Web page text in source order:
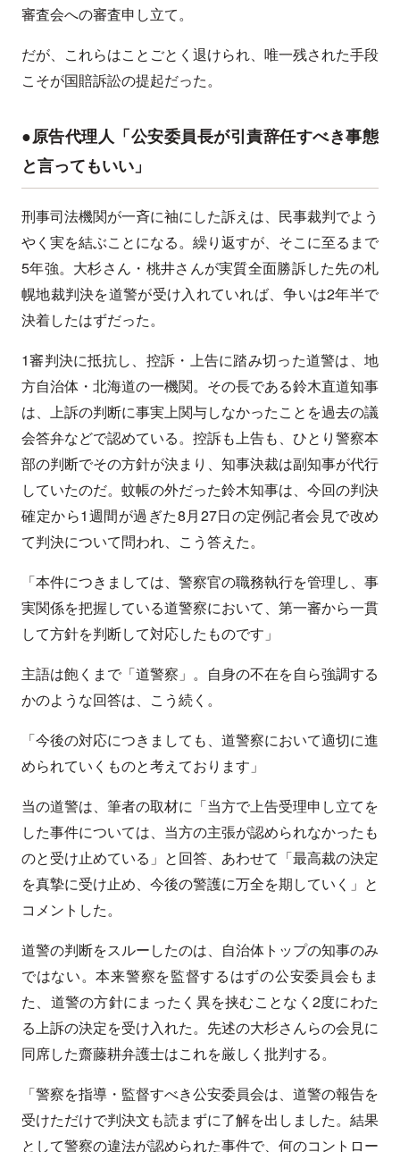
審査会への審査申し立て。
だが、これらはことごとく退けられ、唯一残された手段
こそが国賠訴訟の提起だった。
●原告代理人「公安委員長が引責辞任すべき事態
と言ってもいい」
刑事司法機関が一斉に袖にした訴えは、民事裁判でよう
やく実を結ぶことになる。繰り返すが、そこに至るまで
5年強。大杉さん・桃井さんが実質全面勝訴した先の札
幌地裁判決を道警が受け入れていれば、争いは2年半で
決着したはずだった。
1審判決に抵抗し、控訴・上告に踏み切った道警は、地
方自治体・北海道の一機関。その長である鈴木直道知事
は、上訴の判断に事実上関与しなかったことを過去の議
会答弁などで認めている。控訴も上告も、ひとり警察本
部の判断でその方針が決まり、知事決裁は副知事が代行
していたのだ。蚊帳の外だった鈴木知事は、今回の判決
確定から1週間が過ぎた8月27日の定例記者会見で改め
て判決について問われ、こう答えた。
「本件につきましては、警察官の職務執行を管理し、事
実関係を把握している道警察において、第一審から一貫
して方針を判断して対応したものです」
主語は飽くまで「道警察」。自身の不在を自ら強調する
かのような回答は、こう続く。
「今後の対応につきましても、道警察において適切に進
められていくものと考えております」
当の道警は、筆者の取材に「当方で上告受理申し立てを
した事件については、当方の主張が認められなかったも
のと受け止めている」と回答、あわせて「最高裁の決定
を真摯に受け止め、今後の警護に万全を期していく」と
コメントした。
道警の判断をスルーしたのは、自治体トップの知事のみ
ではない。本来警察を監督するはずの公安委員会もま
た、道警の方針にまったく異を挟むことなく2度にわた
る上訴の決定を受け入れた。先述の大杉さんらの会見に
同席した齋藤耕弁護士はこれを厳しく批判する。
「警察を指導・監督すべき公安委員会は、道警の報告を
受けただけで判決文も読まずに了解を出しました。結果
として警察の違法が認められた事件で、何のコントロー